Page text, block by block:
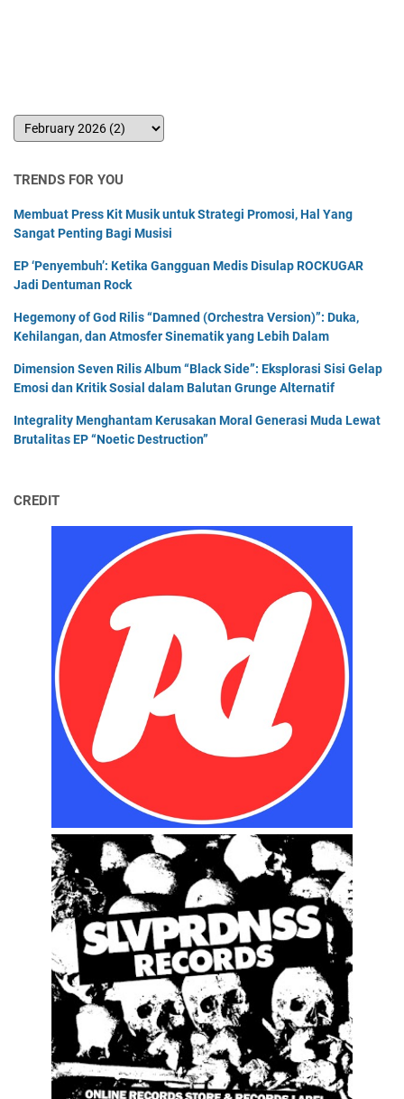
TRENDS FOR YOU
Membuat Press Kit Musik untuk Strategi Promosi, Hal Yang
Sangat Penting Bagi Musisi
EP ‘Penyembuh’: Ketika Gangguan Medis Disulap ROCKUGAR
Jadi Dentuman Rock
Hegemony of God Rilis “Damned (Orchestra Version)”: Duka,
Kehilangan, dan Atmosfer Sinematik yang Lebih Dalam
Dimension Seven Rilis Album “Black Side”: Eksplorasi Sisi Gelap
Emosi dan Kritik Sosial dalam Balutan Grunge Alternatif
Integrality Menghantam Kerusakan Moral Generasi Muda Lewat
Brutalitas EP “Noetic Destruction”
CREDIT